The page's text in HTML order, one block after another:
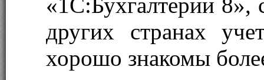
других странах
хорошо знакомы